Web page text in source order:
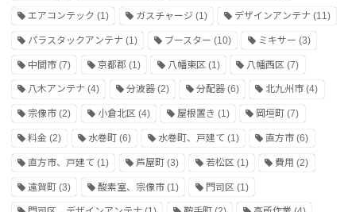
エアコンテック (1) ガスチャージ (1) デザインアンテナ(11)
パラスタックアンテナ (1) ブースター (10) ミキサー (3)
中間市 (7) 京都郡 (1) 八幡東区 (1) 八幡西区 (7)
八木アンテナ (4) 分波器(2) 分配器(6) 北九州市 (4)
宗像市 (2) 小倉北区(4) 屋根置き (1) 岡垣町 (7)
料金 (2) 水巻町(6) 水巻町、戸建て (1) 直方市 (6)
直方市、戸建て (1) 芦屋町(3) 若松区 (1) 費用 (2)
遠賀町 (3) 酸素室、宗像市(1) 門司区 (1)